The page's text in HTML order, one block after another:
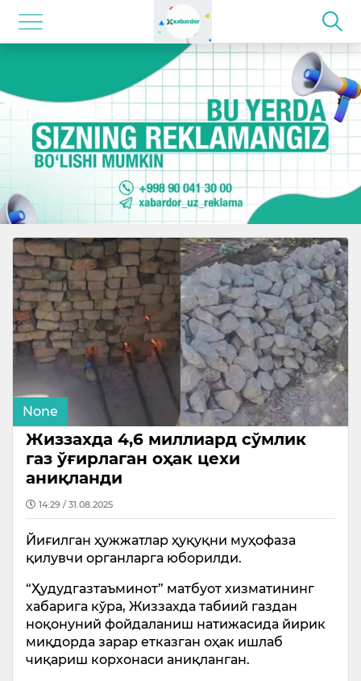
None
Жиззахда 4,6 миллиард сўмлик
газ ўғирлаган оҳак цехи
аниқланди
14:29 / 31.08.2025
Йиғилган ҳужжатлар ҳуқуқни муҳофаза
қилувчи органларга юборилди.
“Ҳудудгазтаъминот” матбуот хизматининг
хабарига кўра, Жиззахда табиий газдан
ноқонуний фойдаланиш натижасида йирик
миқдорда зарар етказган оҳак ишлаб
чиқариш корхонаси аниқланган.